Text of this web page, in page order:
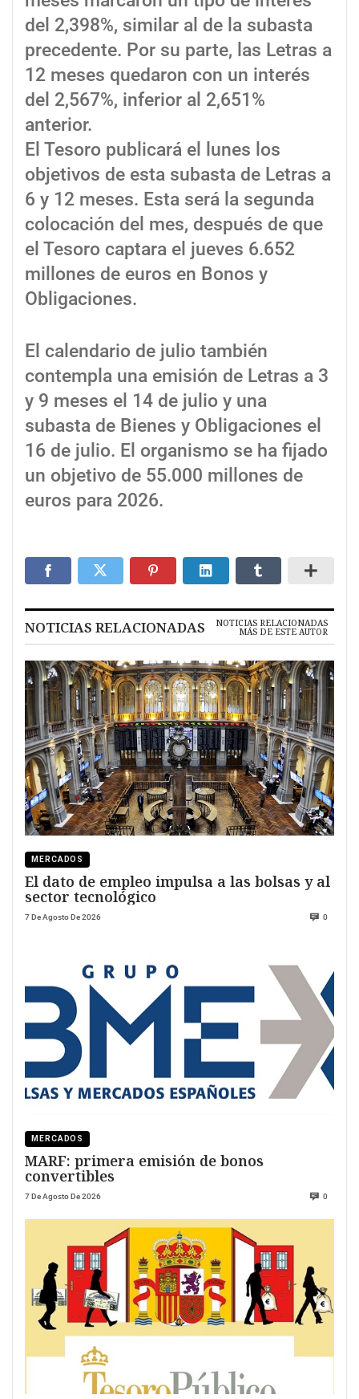
del 2,398%, similar al de la subasta
precedente. Por su parte, las Letras a
12 meses quedaron con un interés
del 2,567%, inferior al 2,651%
anterior.
El Tesoro publicará el lunes los
objetivos de esta subasta de Letras a
6 y 12 meses. Esta será la segunda
colocación del mes, después de que
el Tesoro captara el jueves 6.652
millones de euros en Bonos y
Obligaciones.
El calendario de julio también
contempla una emisión de Letras a 3
y 9 meses el 14 de julio y una
subasta de Bienes y Obligaciones el
16 de julio. El organismo se ha fijado
un objetivo de 55.000 millones de
euros para 2026.
NOTICIAS RELACIONADAS NOTICIAS RELACIONADAS
MÁS DE ESTE AUTOR
MERCADOS
El dato de empleo impulsa a las bolsas y al
sector tecnológico
7 De Agosto De 2026 0
MERCADOS
MARF: primera emisión de bonos
convertibles
7 De Agosto De 2026 0